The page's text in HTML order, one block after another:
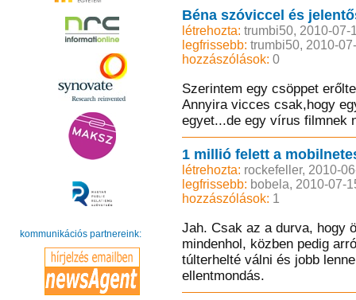
kommunikációs partnereink:
Béna szóviccel és
létrehozta: trumbi50, 2010-07-
legfrissebb: trumbi50, 2010-
hozzászólások: 0
Szerintem egy csöppet
Annyira vicces csak,hogy
egyet...de egy vírus filmnek
1 millió felett a
létrehozta: rockefeller, 2010-
legfrissebb: bobela, 2010-07-
hozzászólások: 1
Jah. Csak az a durva, hogy
mindenhol, közben pedig
túlterhelté válni és jobb
ellentmondás.